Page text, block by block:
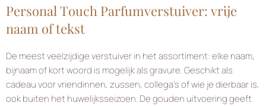
Personal Touch Parfumverstuiver: vrije
naam of tekst
De meest veelzijdige verstuiver in het assortiment: elke naam,
bijnaam of kort woord is mogelijk als gravure. Geschikt als
cadeau voor vriendinnen, zussen, collega’s of wie je dierbaar is,
ook buiten het huwelijksseizoen. De gouden uitvoering geeft